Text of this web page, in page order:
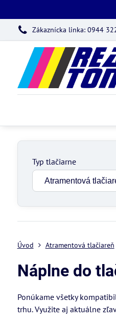
Zákaznícka linka: 0944
Typ tlačiarne
Úvod Atramentová tlačiareň
Náplne do
Ponúkame všetky
trhu. Využite aj aktuálne